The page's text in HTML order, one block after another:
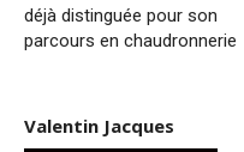
déjà distinguée pour son
parcours en chaudronnerie
Valentin Jacques